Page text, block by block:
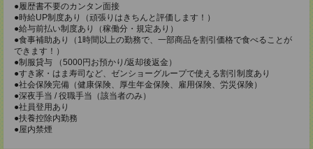
●履歴書不要のカンタン面接
●時給UP制度あり（頑張りはきちんと評価します！）
●給与前払い制度あり（稼働分・規定あり）
●食事補助あり（1時間以上の勤務で、一部商品を割引価格で食べることが
できます！）
●制服貸与 （5000円お預かり/返却後返金）
●すき家・はま寿司など、ゼンショーグループで使える割引制度あり
●社会保険完備（健康保険、厚生年金保険、雇用保険、労災保険）
●深夜手当 / 役職手当（該当者のみ）
●社員登用あり
●扶養控除内勤務
●屋内禁煙